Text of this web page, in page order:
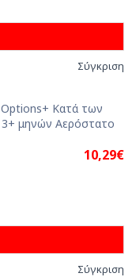
Σύγκριση
10,29€
Σύγκριση